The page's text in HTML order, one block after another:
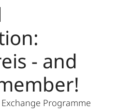
- and
Programme